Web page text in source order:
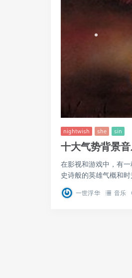
nightwish she sin
十大气势背景
在影视和游戏中，有
史诗般的英雄气概和
一世浮华 音乐